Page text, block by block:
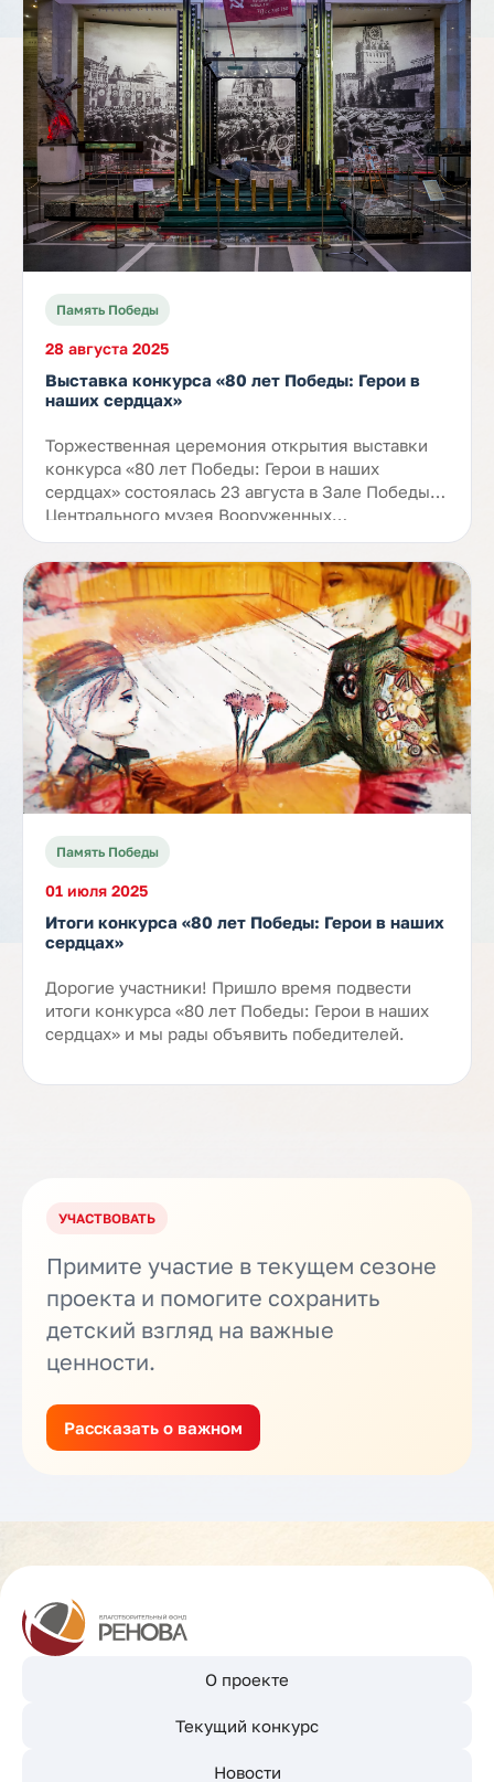
Память Победы
28 августа 2025
Выставка конкурса «80 лет Победы: Герои в
наших сердцах»
Торжественная церемония открытия выставки
конкурса «80 лет Победы: Герои в наших
сердцах» состоялась 23 августа в Зале Победы
Центрального музея Вооруженных…
Память Победы
01 июля 2025
Итоги конкурса «80 лет Победы: Герои в наших
сердцах»
Дорогие участники! Пришло время подвести
итоги конкурса «80 лет Победы: Герои в наших
сердцах» и мы рады объявить победителей.
УЧАСТВОВАТЬ
Примите участие в текущем сезоне
проекта и помогите сохранить
детский взгляд на важные
ценности.
Рассказать о важном
О проекте
Текущий конкурс
Новости